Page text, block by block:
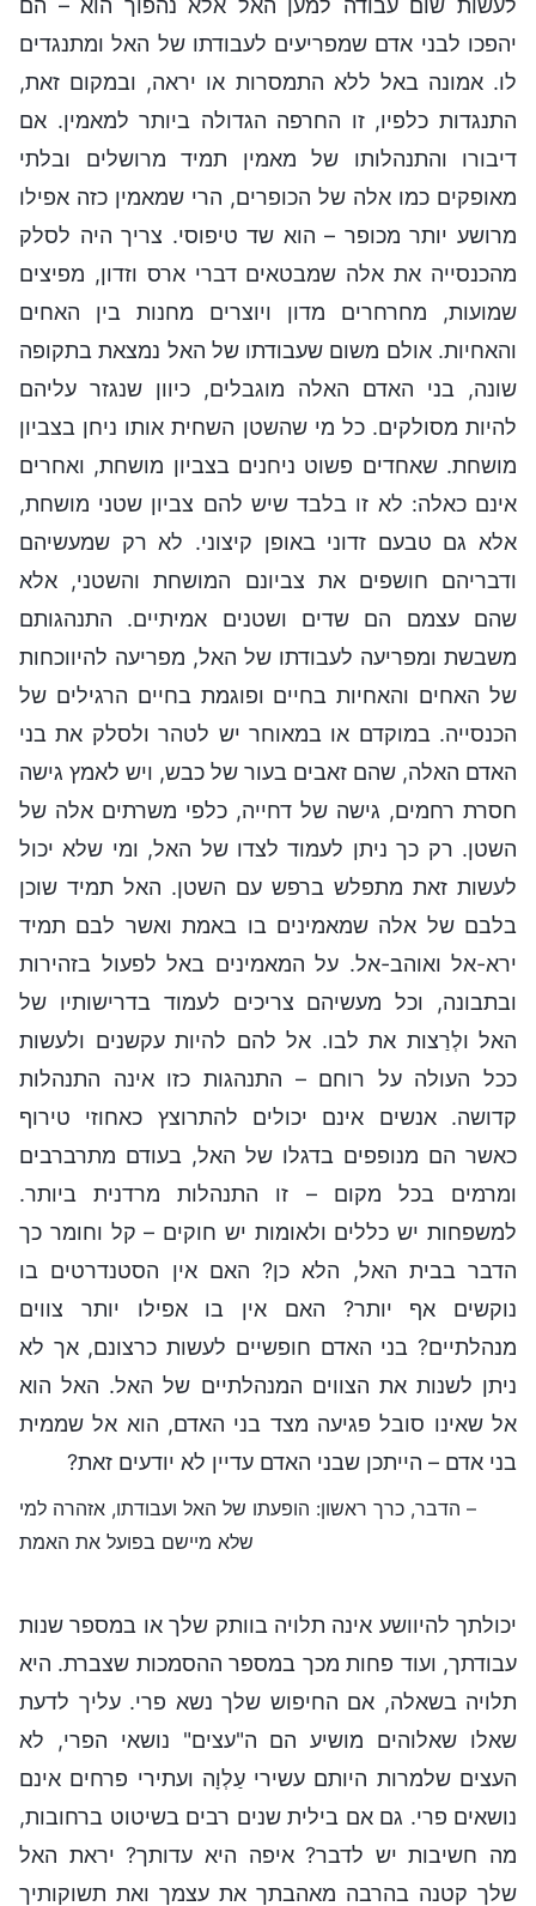
לעשות שום עבודה למען האל אלא נהפוך הוא – הם
יהפכו לבני אדם שמפריעים לעבודתו של האל ומתנגדים
לו. אמונה באל ללא התמסרות או יראה, ובמקום זאת,
התנגדות כלפיו, זו החרפה הגדולה ביותר למאמין. אם
דיבורו והתנהלותו של מאמין תמיד מרושלים ובלתי
מאופקים כמו אלה של הכופרים, הרי שמאמין כזה אפילו
מרושע יותר מכופר – הוא שד טיפוסי. צריך היה לסלק
מהכנסייה את אלה שמבטאים דברי ארס וזדון, מפיצים
שמועות, מחרחרים מדון ויוצרים מחנות בין האחים
והאחיות. אולם משום שעבודתו של האל נמצאת בתקופה
שונה, בני האדם האלה מוגבלים, כיוון שנגזר עליהם
להיות מסולקים. כל מי שהשטן השחית אותו ניחן בצביון
מושחת. שאחדים פשוט ניחנים בצביון מושחת, ואחרים
אינם כאלה: לא זו בלבד שיש להם צביון שטני מושחת,
אלא גם טבעם זדוני באופן קיצוני. לא רק שמעשיהם
ודבריהם חושפים את צביונם המושחת והשטני, אלא
שהם עצמם הם שדים ושטנים אמיתיים. התנהגותם
משבשת ומפריעה לעבודתו של האל, מפריעה להיווכחות
של האחים והאחיות בחיים ופוגמת בחיים הרגילים של
הכנסייה. במוקדם או במאוחר יש לטהר ולסלק את בני
האדם האלה, שהם זאבים בעור של כבש, ויש לאמץ גישה
חסרת רחמים, גישה של דחייה, כלפי משרתים אלה של
השטן. רק כך ניתן לעמוד לצדו של האל, ומי שלא יכול
לעשות זאת מתפלש ברפש עם השטן. האל תמיד שוכן
בלבם של אלה שמאמינים בו באמת ואשר לבם תמיד
ירא-אל ואוהב-אל. על המאמינים באל לפעול בזהירות
ובתבונה, וכל מעשיהם צריכים לעמוד בדרישותיו של
האל ולְרַצות את לבו. אל להם להיות עקשנים ולעשות
ככל העולה על רוחם – התנהגות כזו אינה התנהלות
קדושה. אנשים אינם יכולים להתרוצץ כאחוזי טירוף
כאשר הם מנופפים בדגלו של האל, בעודם מתרברבים
ומרמים בכל מקום – זו התנהלות מרדנית ביותר.
למשפחות יש כללים ולאומות יש חוקים – קל וחומר כך
הדבר בבית האל, הלא כן? האם אין הסטנדרטים בו
נוקשים אף יותר? האם אין בו אפילו יותר צווים
מנהלתיים? בני האדם חופשיים לעשות כרצונם, אך לא
ניתן לשנות את הצווים המנהלתיים של האל. האל הוא
אל שאינו סובל פגיעה מצד בני האדם, הוא אל שממית
בני אדם – הייתכן שבני האדם עדיין לא יודעים זאת?
– הדבר, כרך ראשון: הופעתו של האל ועבודתו, אזהרה למי
שלא מיישם בפועל את האמת
יכולתך להיוושע אינה תלויה בוותק שלך או במספר שנות
עבודתך, ועוד פחות מכך במספר ההסמכות שצברת. היא
תלויה בשאלה, אם החיפוש שלך נשא פרי. עליך לדעת
שאלו שאלוהים מושיע הם ה"עצים" נושאי הפרי, לא
העצים שלמרות היותם עשירי עַלְוָה ועתירי פרחים אינם
נושאים פרי. גם אם בילית שנים רבים בשיטוט ברחובות,
מה חשיבות יש לדבר? איפה היא עדותך? יראת האל
שלך קטנה בהרבה מאהבתך את עצמך ואת תשוקותיך